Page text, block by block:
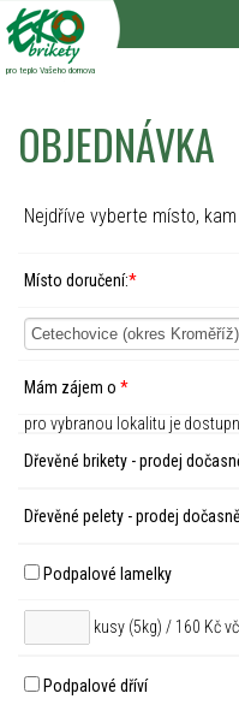
pro teplo Vašeho domova
OBJEDNÁVKA
Nejdříve vyberte místo,
Místo doručení:*
Mám zájem o *
pro vybranou lokalitu je
Dřevěné brikety - prodej
Dřevěné pelety - prodej
Podpalové lamelky
kusy (5kg) / 160 Kč
Podpalové dříví